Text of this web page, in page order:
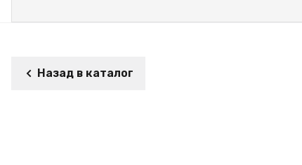
Назад в каталог